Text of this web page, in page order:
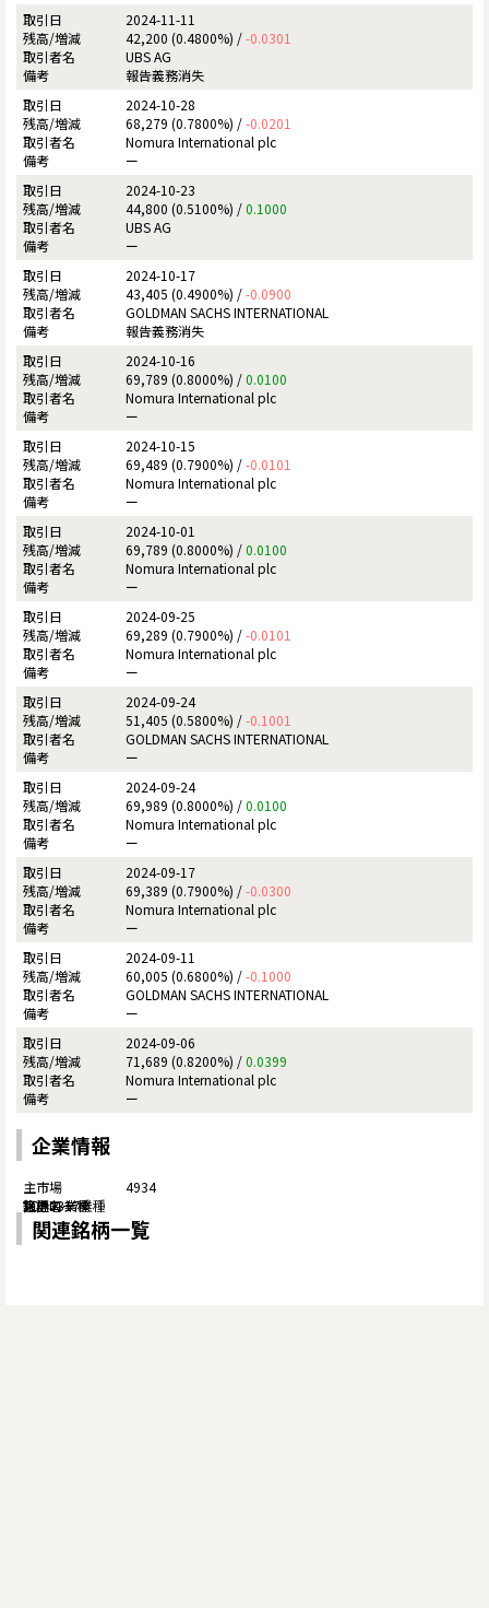
2024-11-11
42,200 (0.4800%) /-0.0301
UBS AG
報告義務消失
2024-10-28
68,279 (0.7800%) /-0.0201
Nomura International plc
ー
2024-10-23
44,800 (0.5100%) /0.1000
UBS AG
ー
2024-10-17
43,405 (0.4900%) /-0.0900
GOLDMAN SACHS INTERNATIONAL
報告義務消失
2024-10-16
69,789 (0.8000%) /0.0100
Nomura International plc
ー
2024-10-15
69,489 (0.7900%) /-0.0101
Nomura International plc
ー
2024-10-01
69,789 (0.8000%) /0.0100
Nomura International plc
ー
2024-09-25
69,289 (0.7900%) /-0.0101
Nomura International plc
ー
2024-09-24
51,405 (0.5800%) /-0.1001
GOLDMAN SACHS INTERNATIONAL
ー
2024-09-24
69,989 (0.8000%) /0.0100
Nomura International plc
ー
2024-09-17
69,389 (0.7900%) /-0.0300
Nomura International plc
ー
2024-09-11
60,005 (0.6800%) /-0.1000
GOLDMAN SACHS INTERNATIONAL
ー
2024-09-06
71,689 (0.8200%) /0.0399
Nomura International plc
ー
企業情報
4934
関連銘柄一覧